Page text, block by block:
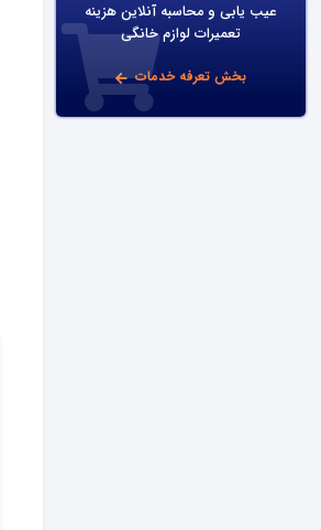
عیب یابی و محاسبه آنلاین هزینه
تعمیرات لوازم خانگی
بخش تعرفه خدمات